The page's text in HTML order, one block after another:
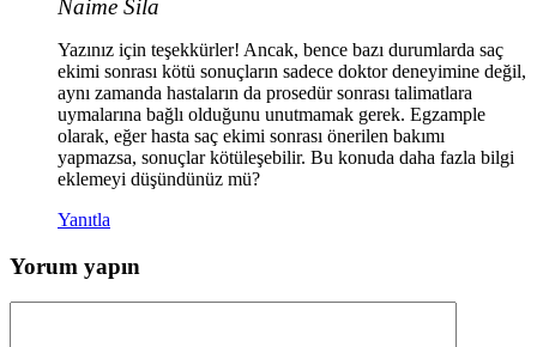
Nai̇me Sila
Yazınız için teşekkürler! Ancak, bence bazı durumlarda saç
ekimi sonrası kötü sonuçların sadece doktor deneyimine değil,
aynı zamanda hastaların da prosedür sonrası talimatlara
uymalarına bağlı olduğunu unutmamak gerek. Egzample
olarak, eğer hasta saç ekimi sonrası önerilen bakımı
yapmazsa, sonuçlar kötüleşebilir. Bu konuda daha fazla bilgi
eklemeyi düşündünüz mü?
Yanıtla
Yorum yapın